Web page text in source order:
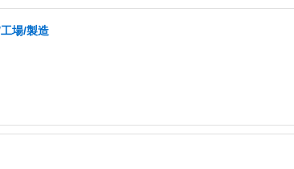
場/製造